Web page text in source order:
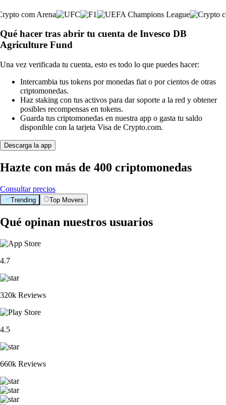
Qué hacer tras abrir tu cuenta de Invesco DB
Agriculture Fund
Una vez verificada tu cuenta, esto es todo lo que puedes hacer:
Intercambia tus tokens por monedas fiat o por cientos de otras
criptomonedas.
Haz staking con tus activos para dar soporte a la red y obtener
posibles recompensas en tokens.
Guarda tus criptomonedas en nuestra app o gasta tu saldo
disponible con la tarjeta Visa de Crypto.com.
Descarga la app
Hazte con más de 400 criptomonedas
Consultar precios
Trending Top Movers
Qué opinan nuestros usuarios
4.7
320k Reviews
4.5
660k Reviews